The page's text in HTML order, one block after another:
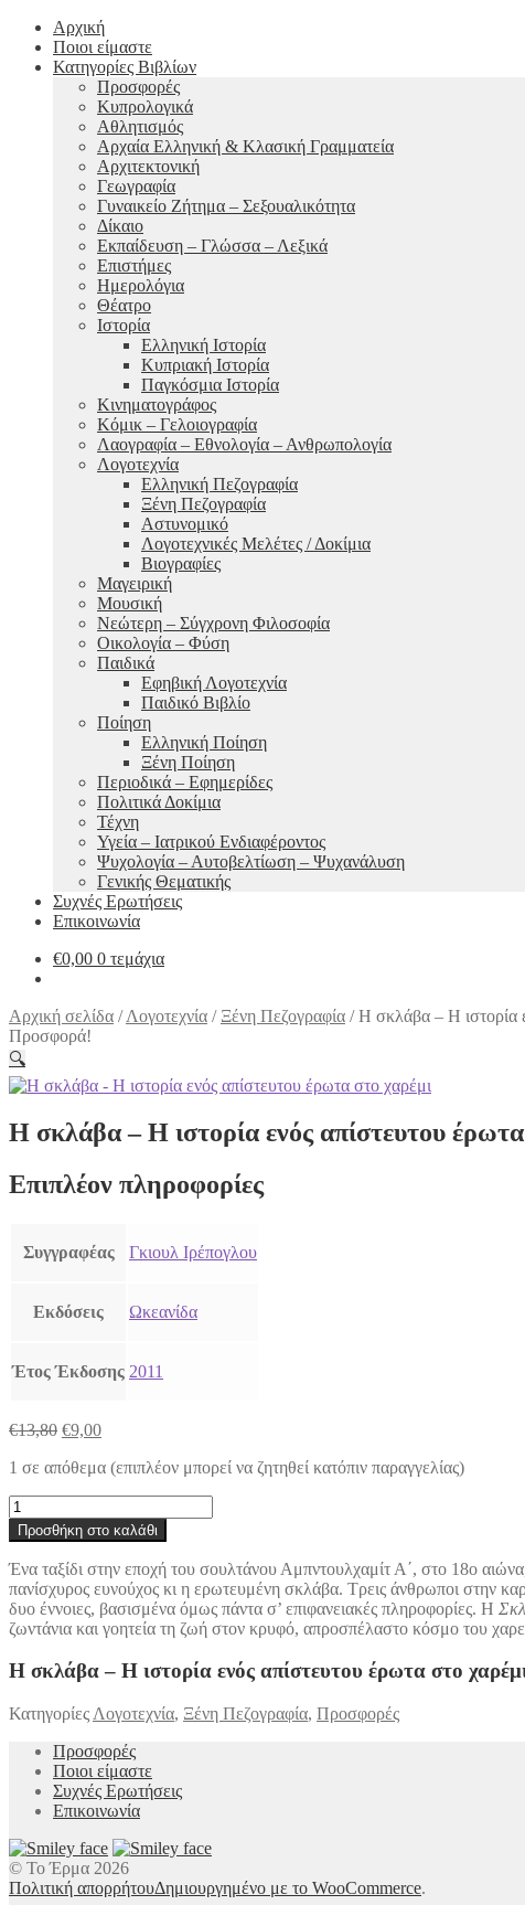
Αρχική
Ποιοι είμαστε
Κατηγορίες Βιβλίων
Προσφορές
Κυπρολογικά
Αθλητισμός
Αρχαία Ελληνική & Κλασική Γραμματεία
Αρχιτεκτονική
Γεωγραφία
Γυναικείο Ζήτημα – Σεξουαλικότητα
Δίκαιο
Εκπαίδευση – Γλώσσα – Λεξικά
Επιστήμες
Ημερολόγια
Θέατρο
Ιστορία
Ελληνική Ιστορία
Κυπριακή Ιστορία
Παγκόσμια Ιστορία
Κινηματογράφος
Κόμικ – Γελοιογραφία
Λαογραφία – Εθνολογία – Ανθρωπολογία
Λογοτεχνία
Ελληνική Πεζογραφία
Ξένη Πεζογραφία
Αστυνομικό
Λογοτεχνικές Μελέτες / Δοκίμια
Βιογραφίες
Μαγειρική
Μουσική
Νεώτερη – Σύγχρονη Φιλοσοφία
Οικολογία – Φύση
Παιδικά
Εφηβική Λογοτεχνία
Παιδικό Βιβλίο
Ποίηση
Ελληνική Ποίηση
Ξένη Ποίηση
Περιοδικά – Εφημερίδες
Πολιτικά Δοκίμια
Τέχνη
Υγεία – Ιατρικού Ενδιαφέροντος
Ψυχολογία – Αυτοβελτίωση – Ψυχανάλυση
Γενικής Θεματικής
Συχνές Ερωτήσεις
Επικοινωνία
€0,00 0 τεμάχια
Αρχική σελίδα /Λογοτεχνία / Ξένη Πεζογραφία /Η σκλάβα – Η ιστορία
Προσφορά!
🔍
Η σκλάβα – Η ιστορία ενός απίστευτου
Επιπλέον πληροφορίες
Συγγραφέας Γκιουλ Ιρέπογλου
Εκδόσεις Ωκεανίδα
Έτος Έκδοσης 2011
€13,80 Original
was:
€9,00Η
τιμή
1 σε απόθεμα (επιπλέον μπορεί να ζητηθεί κατόπιν παραγγελίας)
Η
σκλάβα
-
Η
ιστορία
ενός
απίστευτου
έρωτα
στο
χαρέμι
ποσότητα
Προσθήκη στο καλάθι
Ένα ταξίδι στην εποχή του σουλτάνου Αμπντουλχαμίτ Α΄, στο 18ο
πανίσχυρος ευνούχος κι η ερωτευμένη σκλάβα. Τρεις άνθρωποι στην
δυο έννοιες, βασισμένα όμως πάντα σ’ επιφανειακές πληροφορίες. Η
ζωντάνια και γοητεία τη ζωή στον κρυφό, απροσπέλαστο κόσμο του
Η σκλάβα – Η ιστορία ενός απίστευτου έρωτα στο
Κατηγορίες Λογοτεχνία, Ξένη Πεζογραφία, Προσφορές
Προσφορές
Ποιοι είμαστε
Συχνές Ερωτήσεις
Επικοινωνία
© Το Έρμα 2026
Πολιτική απορρήτουΔημιουργημένο με το WooCommerce.